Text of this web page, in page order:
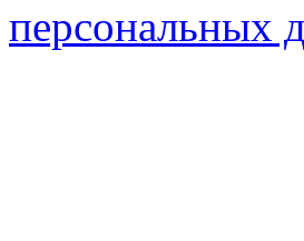
персональных